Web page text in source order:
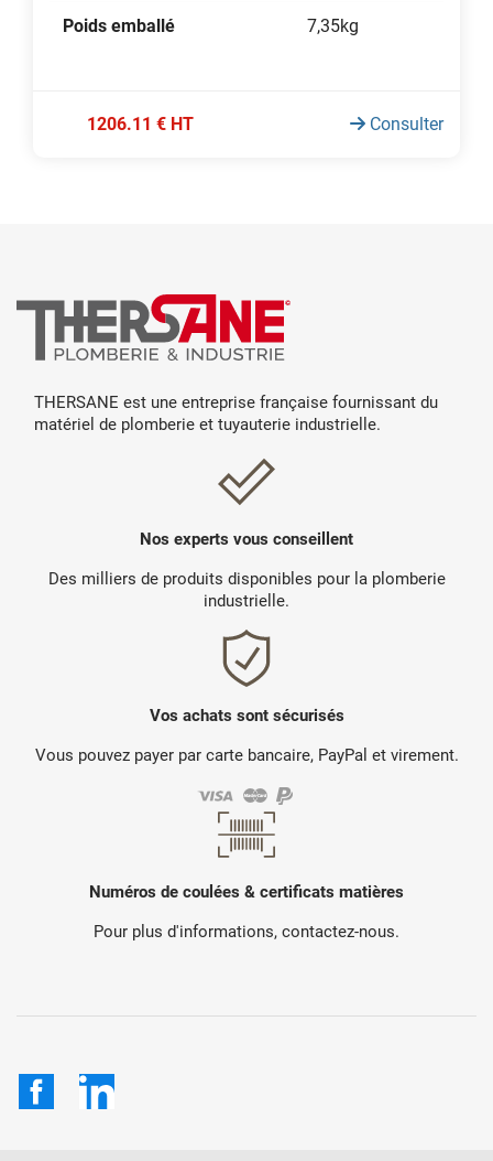
Poids emballé 7,35kg
1206.11 € HT Consulter
THERSANE est une entreprise française fournissant du
matériel de plomberie et tuyauterie industrielle.
Nos experts vous conseillent
Des milliers de produits disponibles pour la plomberie
industrielle.
Vos achats sont sécurisés
Vous pouvez payer par carte bancaire, PayPal et virement.
Numéros de coulées & certificats matières
Pour plus d'informations, contactez-nous.
FacebookLinkedIn